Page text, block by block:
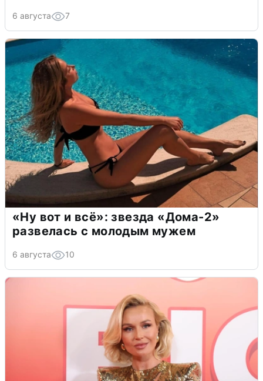
6 августа 7
«Ну вот и всё»: звезда «Дома-2»
развелась с молодым мужем
6 августа 10